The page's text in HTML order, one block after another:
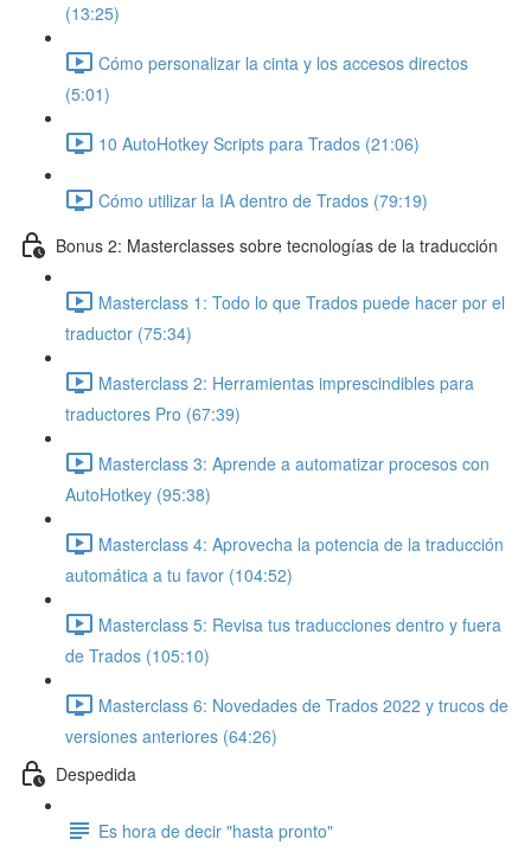
(13:25)
Cómo personalizar la cinta y los accesos directos
(5:01)
10 AutoHotkey Scripts para Trados (21:06)
Cómo utilizar la IA dentro de Trados (79:19)
Bonus 2: Masterclasses sobre tecnologías de la traducción
Masterclass 1: Todo lo que Trados puede hacer por el
traductor (75:34)
Masterclass 2: Herramientas imprescindibles para
traductores Pro (67:39)
Masterclass 3: Aprende a automatizar procesos con
AutoHotkey (95:38)
Masterclass 4: Aprovecha la potencia de la traducción
automática a tu favor (104:52)
Masterclass 5: Revisa tus traducciones dentro y fuera
de Trados (105:10)
Masterclass 6: Novedades de Trados 2022 y trucos de
versiones anteriores (64:26)
Despedida
Es hora de decir "hasta pronto"